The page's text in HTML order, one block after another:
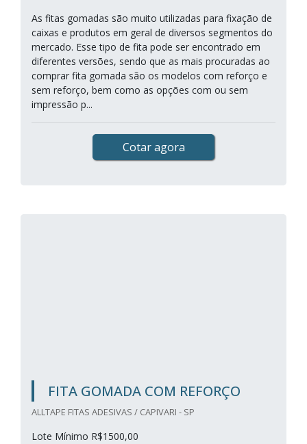
As fitas gomadas são muito utilizadas para fixação de
caixas e produtos em geral de diversos segmentos do
mercado. Esse tipo de fita pode ser encontrado em
diferentes versões, sendo que as mais procuradas ao
comprar fita gomada são os modelos com reforço e
sem reforço, bem como as opções com ou sem
impressão p...
Cotar agora
FITA GOMADA COM REFORÇO
ALLTAPE FITAS ADESIVAS / CAPIVARI - SP
Lote Mínimo R$1500,00